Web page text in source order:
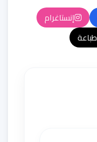
إنستاغرام
طباعة